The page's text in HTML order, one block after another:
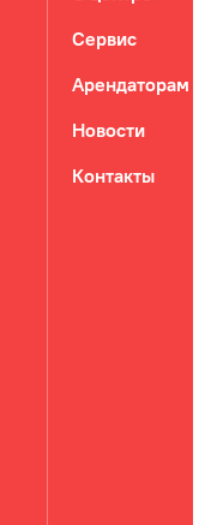
Сервис
Арендаторам
Новости
Контакты